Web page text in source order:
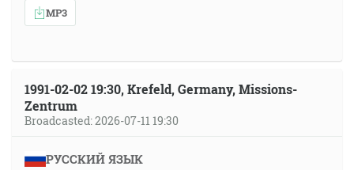
MP3
1991-02-02 19:30, Krefeld, Germany, Missions-
Zentrum
Broadcasted: 2026-07-11 19:30
РУССКИЙ ЯЗЫК